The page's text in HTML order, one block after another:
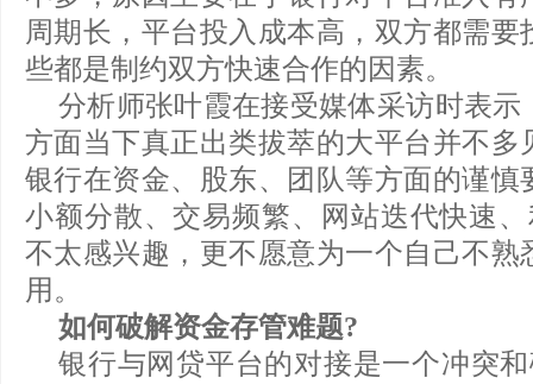
周期长，平台投入成本高，双方都需
些都是制约双方快速合作的因素。
分析师张叶霞在接受媒体采访时表
方面当下真正出类拔萃的大平台并不多
银行在资金、股东、团队等方面的谨慎
小额分散、交易频繁、网站迭代快速
不太感兴趣，更不愿意为一个自己不熟
用。
如何破解资金存管难题?
银行与网贷平台的对接是一个冲突